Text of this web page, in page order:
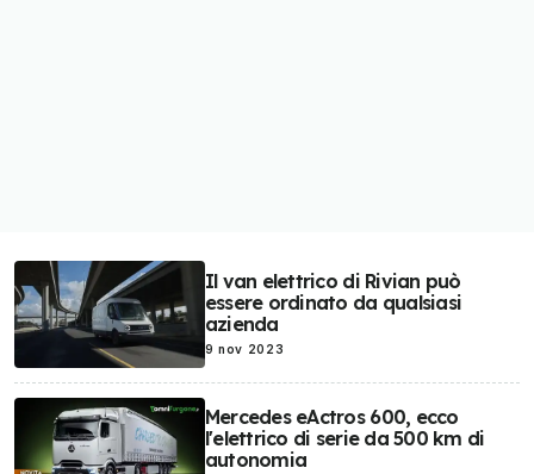
Il van elettrico di Rivian può
essere ordinato da qualsiasi
azienda
9 nov 2023
Mercedes eActros 600, ecco
l'elettrico di serie da 500 km di
autonomia